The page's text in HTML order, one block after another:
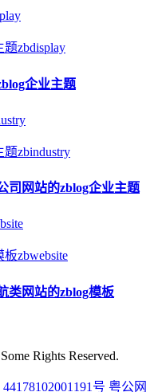
企业主题
司网站的zblog企业主题
类网站的zblog模板
Rights Reserved.
粤公网